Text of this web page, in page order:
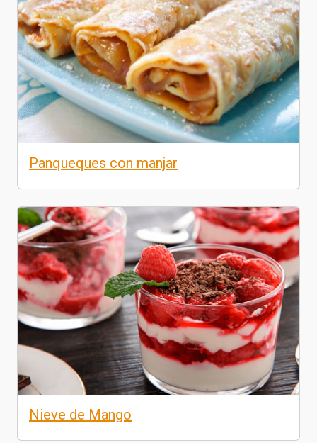
Panqueques con manjar
Nieve de Mango